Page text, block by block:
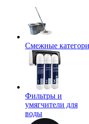
Смежные
Фильтры и
умягчители для
воды